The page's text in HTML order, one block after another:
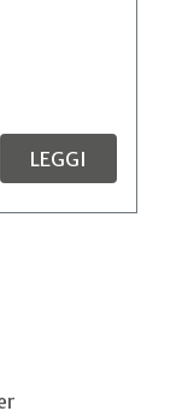
LEGGI